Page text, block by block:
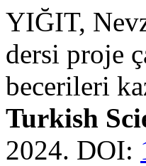
YIĞIT,
dersi proje
becerileri
Turkish
2024. DOI: